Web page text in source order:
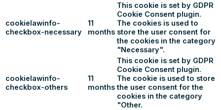
cookielawinfo-
checkbox-necessary
11
months
This cookie is set by GDPR
Cookie Consent plugin.
The cookies is used to
store the user consent for
the cookies in the category
"Necessary".
cookielawinfo-
checkbox-others
11
months
This cookie is set by GDPR
Cookie Consent plugin.
The cookie is used to store
the user consent for the
cookies in the category
"Other.